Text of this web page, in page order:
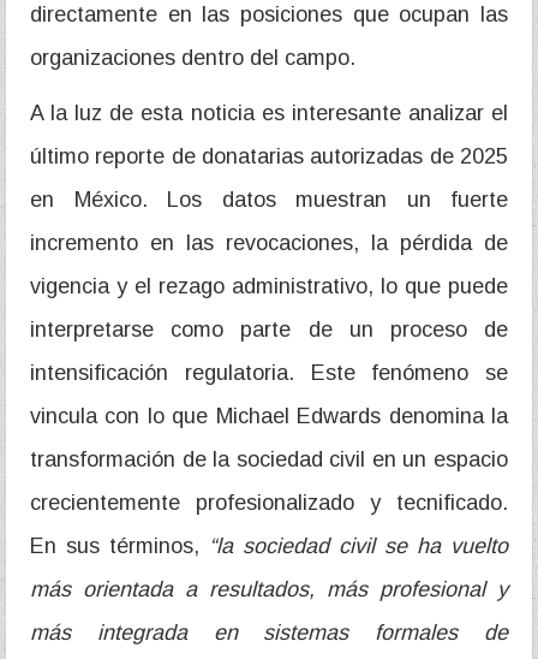
directamente en las posiciones que ocupan las
organizaciones dentro del campo.
A la luz de esta noticia es interesante analizar el
último reporte de donatarias autorizadas de 2025
en México. Los datos muestran un fuerte
incremento en las revocaciones, la pérdida de
vigencia y el rezago administrativo, lo que puede
interpretarse como parte de un proceso de
intensificación regulatoria. Este fenómeno se
vincula con lo que Michael Edwards denomina la
transformación de la sociedad civil en un espacio
crecientemente profesionalizado y tecnificado.
En sus términos, “la sociedad civil se ha vuelto
más orientada a resultados, más profesional y
más integrada en sistemas formales de